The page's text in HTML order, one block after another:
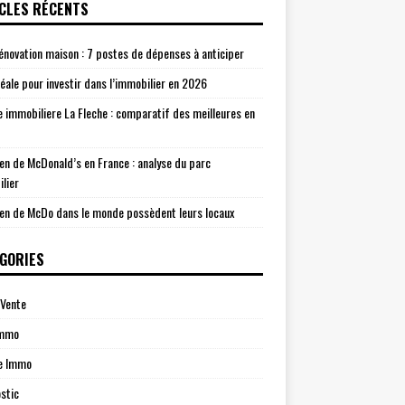
RÉCENTS
maison : 7 postes de dépenses à anticiper
pour investir dans l’immobilier en 2026
immobiliere La Fleche : comparatif des meilleures en
de McDonald’s en France : analyse du parc
de McDo dans le monde possèdent leurs locaux
Immo